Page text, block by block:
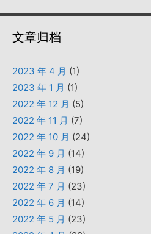
文章归档
2023 年 4 月 (1)
2023 年 1 月 (1)
2022 年 12 月 (5)
2022 年 11 月 (7)
2022 年 10 月 (24)
2022 年 9 月 (14)
2022 年 8 月 (19)
2022 年 7 月 (23)
2022 年 6 月 (14)
2022 年 5 月 (23)